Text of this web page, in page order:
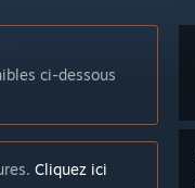
ci-dessous
Cliquez ici